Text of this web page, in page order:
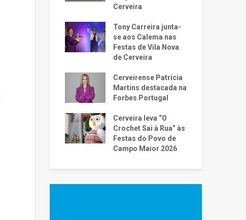
Cerveira
Tony Carreira junta-
se aos Calema nas
Festas de Vila Nova
de Cerveira
Cerveirense Patrícia
Martins destacada na
Forbes Portugal
Cerveira leva “O
Crochet Sai à Rua” às
Festas do Povo de
Campo Maior 2026